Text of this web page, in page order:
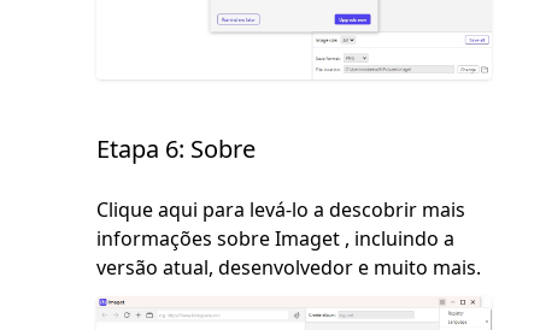
Etapa 6: Sobre
Clique aqui para levá-lo a descobrir mais
informações sobre Imaget , incluindo a
versão atual, desenvolvedor e muito mais.